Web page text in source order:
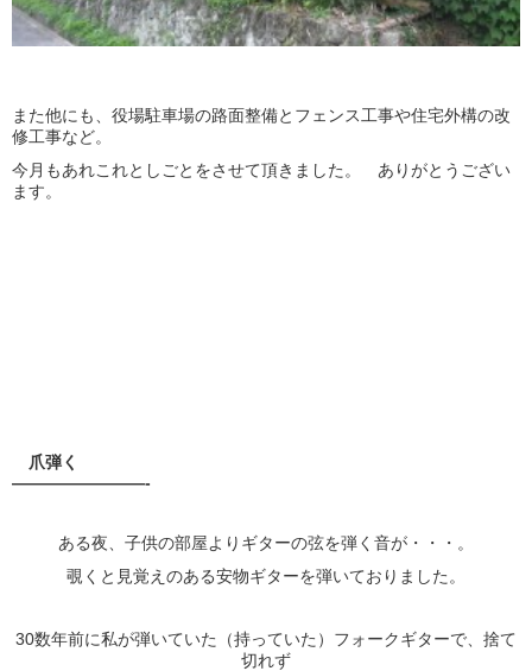
また他にも、役場駐車場の路面整備とフェンス工事や住宅外構の改
修工事など。
今月もあれこれとしごとをさせて頂きました。 ありがとうござい
ます。
爪弾く
————————-
ある夜、子供の部屋よりギターの弦を弾く音が・・・。
覗くと見覚えのある安物ギターを弾いておりました。
30数年前に私が弾いていた（持っていた）フォークギターで、捨て
切れず